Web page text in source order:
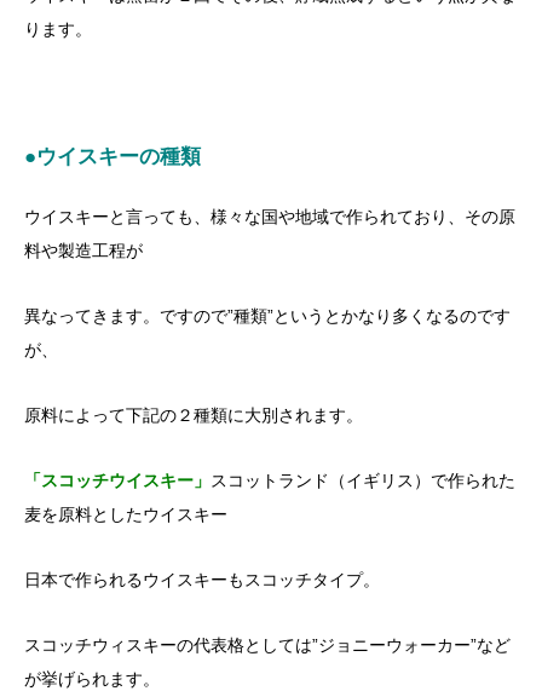
ります。
●ウイスキーの種類
ウイスキーと言っても、様々な国や地域で作られており、その原
料や製造工程が
異なってきます。ですので”種類”というとかなり多くなるのです
が、
原料によって下記の２種類に大別されます。
「スコッチウイスキー」 スコットランド（イギリス）で作られた
麦を原料としたウイスキー
日本で作られるウイスキーもスコッチタイプ。
スコッチウィスキーの代表格としては”ジョニーウォーカー”など
が挙げられます。